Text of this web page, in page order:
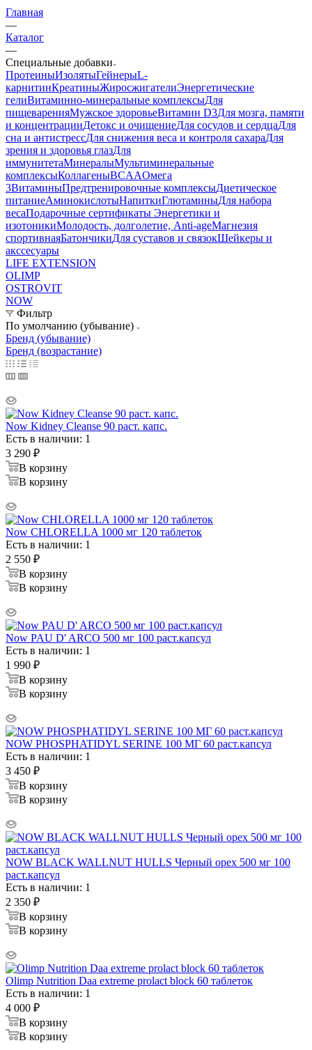
Главная
—
Каталог
—
Специальные добавки
ПротеиныИзолятыГейнерыL-
карнитинКреатиныЖиросжигателиЭнергетические
гелиВитаминно-минеральные комплексыДля
пищеваренияМужское здоровьеВитамин D3Для мозга, памяти
и концентрацииДетокс и очищениеДля сосудов и сердцаДля
сна и антистрессДля снижения веса и контроля сахараДля
зрения и здоровья глазДля
иммунитетаМинералыМультиминеральные
комплексыКоллагеныBCAAОмега
3ВитаминыПредтренировочные комплексыДиетическое
питаниеАминокислотыНапиткиГлютаминыДля набора
весаПодарочные сертификаты Энергетики и
изотоникиМолодость, долголетие, Anti-ageМагнезия
спортивнаяБатончикиДля суставов и связокШейкеры и
акссесуары
LIFE EXTENSION
OLIMP
OSTROVIT
NOW
Фильтр
По умолчанию (убывание)
Бренд (убывание)
Бренд (возрастание)
Now Kidney Cleanse 90 раст. капс.
Есть в наличии: 1
3 290 ₽
В корзину
В корзину
Now CHLORELLA 1000 мг 120 таблеток
Есть в наличии: 1
2 550 ₽
В корзину
В корзину
Now PAU D' ARCO 500 мг 100 раст.капсул
Есть в наличии: 1
1 990 ₽
В корзину
В корзину
NOW PHOSPHATIDYL SERINE 100 МГ 60 раст.капсул
Есть в наличии: 1
3 450 ₽
В корзину
В корзину
NOW BLACK WALLNUT HULLS Черный орех 500 мг 100
раст.капсул
Есть в наличии: 1
2 350 ₽
В корзину
В корзину
Olimp Nutrition Daa extreme prolact block 60 таблеток
Есть в наличии: 1
4 000 ₽
В корзину
В корзину